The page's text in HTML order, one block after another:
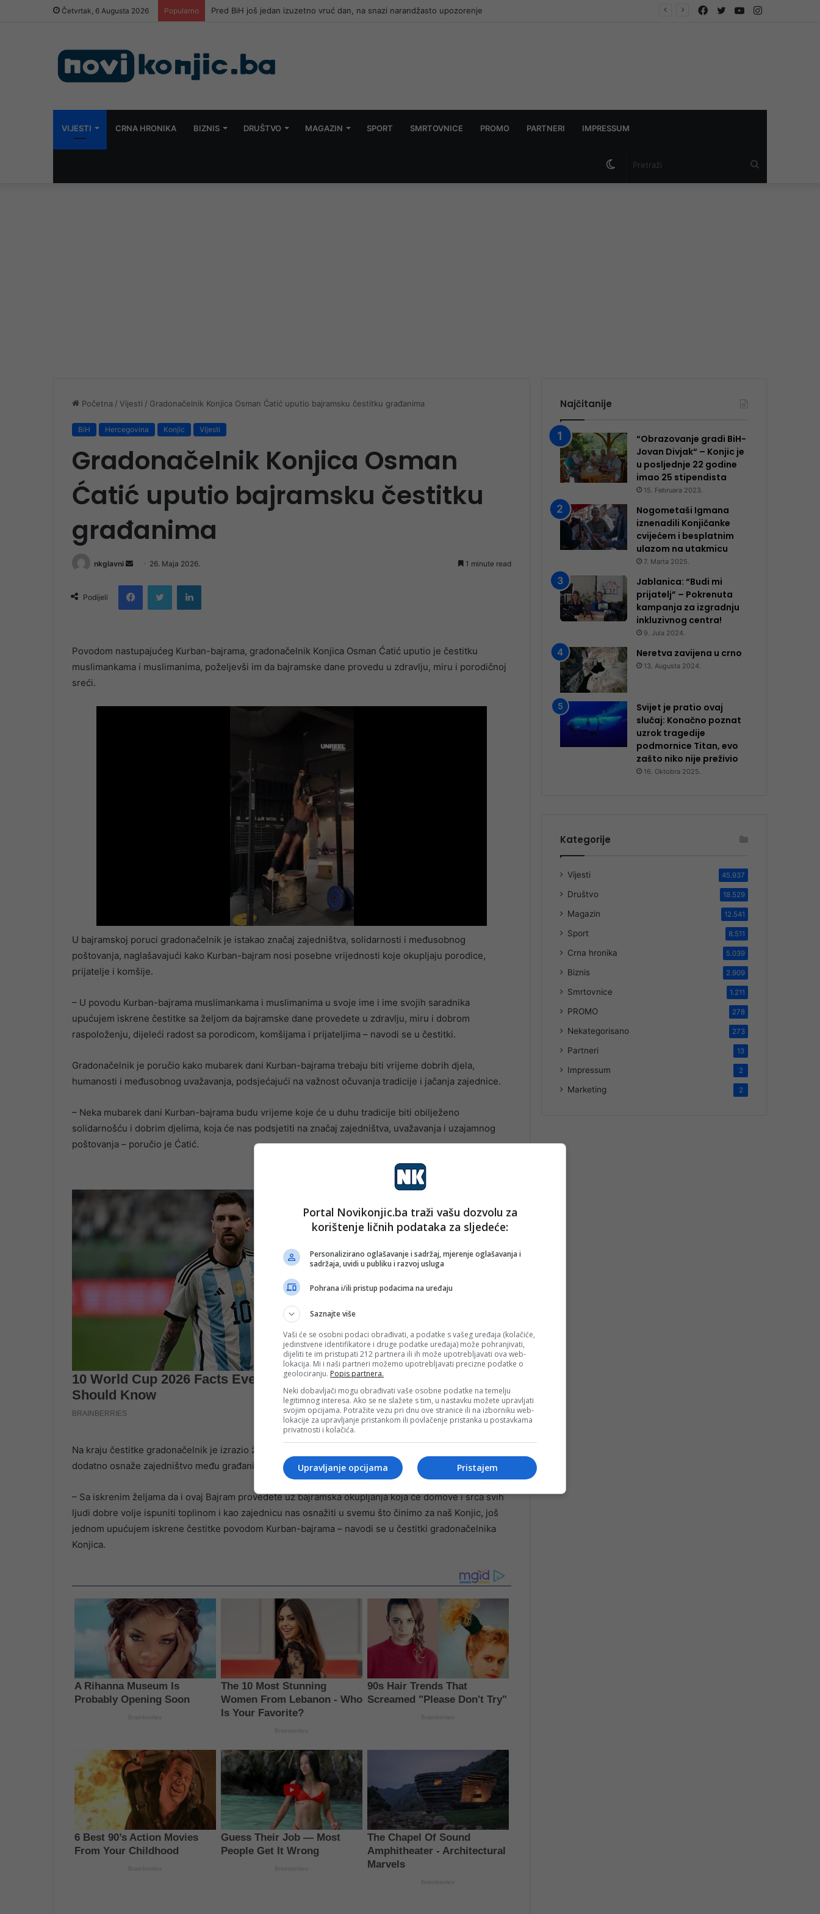
Četvrtak, 6 Augusta 2026 Popularno Pred BiH još jedan izuzetno vruć dan, na snazi narandžasto upozorenje Instagram
YouTube
Twitter
Facebook
VIJESTI CRNA HRONIKA BIZNIS DRUŠTVO MAGAZIN SPORT SMRTOVNICE PROMO PARTNERI IMPRESSUM
Switch
Početna / Vijesti / Gradonačelnik Konjica Osman Ćatić uputio bajramsku čestitku građanima
BiH Hercegovina Konjic Vijesti
Gradonačelnik Konjica Osman
Ćatić uputio bajramsku čestitku
građanima
nkglavni
Send
email
26. Maja 2026. 1 minute read
Podijeli
FacebookTwitter LinkedIn
Povodom nastupajućeg Kurban-bajrama, gradonačelnik Konjica Osman Ćatić uputio je čestitku
muslimankama i muslimanima, poželjevši im da bajramske dane provedu u zdravlju, miru i porodičnoj
sreći.
U bajramskoj poruci gradonačelnik je istakao značaj zajedništva, solidarnosti i međusobnog
poštovanja, naglašavajući kako Kurban-bajram nosi posebne vrijednosti koje okupljaju porodice,
prijatelje i komšije.
– U povodu Kurban-bajrama muslimankama i muslimanima u svoje ime i ime svojih saradnika
upućujem iskrene čestitke sa željom da bajramske dane provedete u zdravlju, miru i dobrom
raspoloženju, dijeleći radost sa porodicom, komšijama i prijateljima – navodi se u čestitki.
Gradonačelnik je poručio kako mubarek dani Kurban-bajrama trebaju biti vrijeme dobrih djela,
humanosti i međusobnog uvažavanja, podsjećajući na važnost očuvanja tradicije i jačanja zajednice.
– Neka mubarek dani Kurban-bajrama budu vrijeme koje će u duhu tradicije biti obilježeno
solidarnošću i dobrim djelima, koja će nas podsjetiti na značaj zajedništva, uvažavanja i uzajamnog
poštovanja – poručio je Ćatić.
Na kraju čestitke gradonačelnik je izrazio želju da bajramska okupljanja ispune domove toplinom i
dodatno osnaže zajedništvo među građanima Konjica.
– Sa iskrenim željama da i ovaj Bajram provedete uz bajramska okupljanja koja će domove i srca svih
ljudi dobre volje ispuniti toplinom i kao zajednicu nas osnažiti u svemu što činimo za naš Konjic, još
jednom upućujem iskrene čestitke povodom Kurban-bajrama – navodi se u čestitki gradonačelnika
Konjica.
Najčitanije
“Obrazovanje gradi BiH-
Jovan Divjak“ – Konjic je
u posljednje 22 godine
imao 25 ​​stipendista
15. Februara 2023.
Nogometaši Igmana
iznenadili Konjičanke
cvijećem i besplatnim
ulazom na utakmicu
7. Marta 2025.
Jablanica: “Budi mi
prijatelj” – Pokrenuta
kampanja za izgradnju
inkluzivnog centra!
9. Jula 2024.
Neretva zavijena u crno
13. Augusta 2024.
Svijet je pratio ovaj
slučaj: Konačno poznat
uzrok tragedije
podmornice Titan, evo
zašto niko nije preživio
16. Oktobra 2025.
Kategorije
Vijesti 45.937
Društvo 18.529
Magazin 12.541
Sport 8.511
Crna hronika 5.039
Biznis 2.909
Smrtovnice 1.211
PROMO 278
Nekategorisano 273
Partneri 13
Impressum 2
Marketing 2
Portal Novikonjic.ba traži vašu dozvolu za
korištenje ličnih podataka za sljedeće:
Personalizirano oglašavanje i sadržaj, mjerenje oglašavanja i
sadržaja, uvidi u publiku i razvoj usluga
Pohrana i/ili pristup podacima na uređaju
Saznajte više
Vaši će se osobni podaci obrađivati, a podatke s vašeg uređaja (kolačiće,
jedinstvene identifikatore i druge podatke uređaja) može pohranjivati,
dijeliti te im pristupati 212 partnera ili ih može upotrebljavati ova web-
lokacija. Mi i naši partneri možemo upotrebljavati precizne podatke o
geolociranju. Popis partnera.
Neki dobavljači mogu obrađivati vaše osobne podatke na temelju
legitimnog interesa. Ako se ne slažete s tim, u nastavku možete upravljati
svojim opcijama. Potražite vezu pri dnu ove stranice ili na izborniku web-
lokacije za upravljanje pristankom ili povlačenje pristanka u postavkama
privatnosti i kolačića.
Pristajem
Upravljanje opcijama